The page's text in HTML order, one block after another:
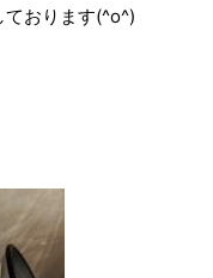
ております(^o^)